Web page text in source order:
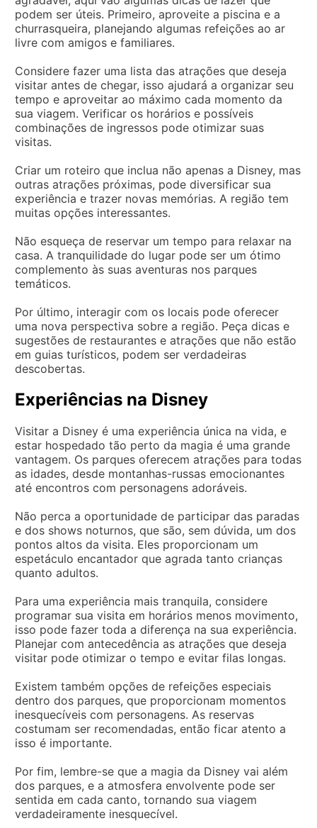
podem ser úteis. Primeiro, aproveite a piscina e a
churrasqueira, planejando algumas refeições ao ar
livre com amigos e familiares.
Considere fazer uma lista das atrações que deseja
visitar antes de chegar, isso ajudará a organizar seu
tempo e aproveitar ao máximo cada momento da
sua viagem. Verificar os horários e possíveis
combinações de ingressos pode otimizar suas
visitas.
Criar um roteiro que inclua não apenas a Disney, mas
outras atrações próximas, pode diversificar sua
experiência e trazer novas memórias. A região tem
muitas opções interessantes.
Não esqueça de reservar um tempo para relaxar na
casa. A tranquilidade do lugar pode ser um ótimo
complemento às suas aventuras nos parques
temáticos.
Por último, interagir com os locais pode oferecer
uma nova perspectiva sobre a região. Peça dicas e
sugestões de restaurantes e atrações que não estão
em guias turísticos, podem ser verdadeiras
descobertas.
Experiências na Disney
Visitar a Disney é uma experiência única na vida, e
estar hospedado tão perto da magia é uma grande
vantagem. Os parques oferecem atrações para todas
as idades, desde montanhas-russas emocionantes
até encontros com personagens adoráveis.
Não perca a oportunidade de participar das paradas
e dos shows noturnos, que são, sem dúvida, um dos
pontos altos da visita. Eles proporcionam um
espetáculo encantador que agrada tanto crianças
quanto adultos.
Para uma experiência mais tranquila, considere
programar sua visita em horários menos movimento,
isso pode fazer toda a diferença na sua experiência.
Planejar com antecedência as atrações que deseja
visitar pode otimizar o tempo e evitar filas longas.
Existem também opções de refeições especiais
dentro dos parques, que proporcionam momentos
inesquecíveis com personagens. As reservas
costumam ser recomendadas, então ficar atento a
isso é importante.
Por fim, lembre-se que a magia da Disney vai além
dos parques, e a atmosfera envolvente pode ser
sentida em cada canto, tornando sua viagem
verdadeiramente inesquecível.